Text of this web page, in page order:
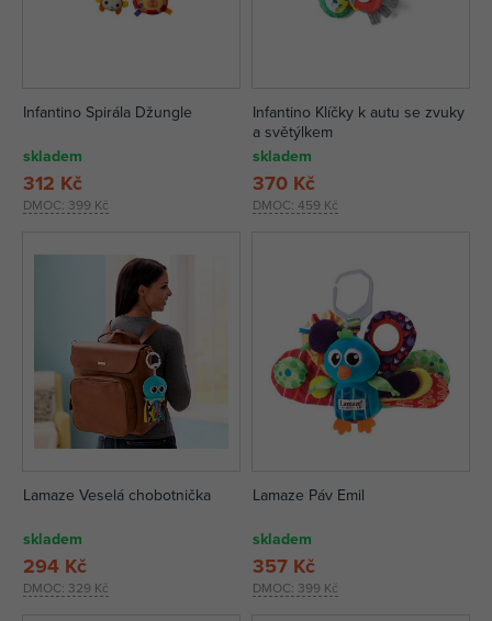
Infantino Spirála Džungle
skladem
DMOC: 399 Kč
312 Kč
Infantino Klíčky k autu se zvuky
a světýlkem
skladem
DMOC: 459 Kč
370 Kč
Lamaze Veselá chobotnička
skladem
DMOC: 329 Kč
294 Kč
Lamaze Páv Emil
skladem
DMOC: 399 Kč
357 Kč